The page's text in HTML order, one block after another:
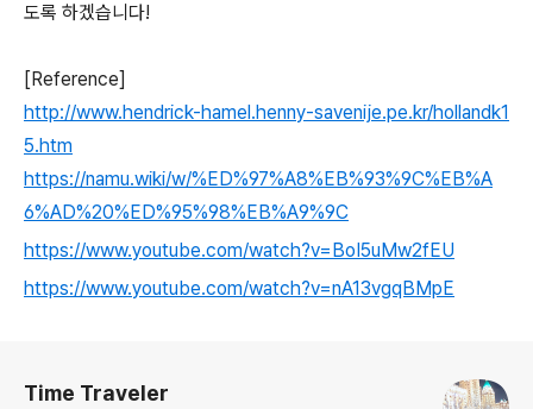
도록 하겠습니다!
[Reference]
http://www.hendrick-hamel.henny-savenije.pe.kr/hollandk1
5.htm
https://namu.wiki/w/%ED%97%A8%EB%93%9C%EB%A
6%AD%20%ED%95%98%EB%A9%9C
https://www.youtube.com/watch?v=BoI5uMw2fEU
https://www.youtube.com/watch?v=nA13vgqBMpE
Time Traveler